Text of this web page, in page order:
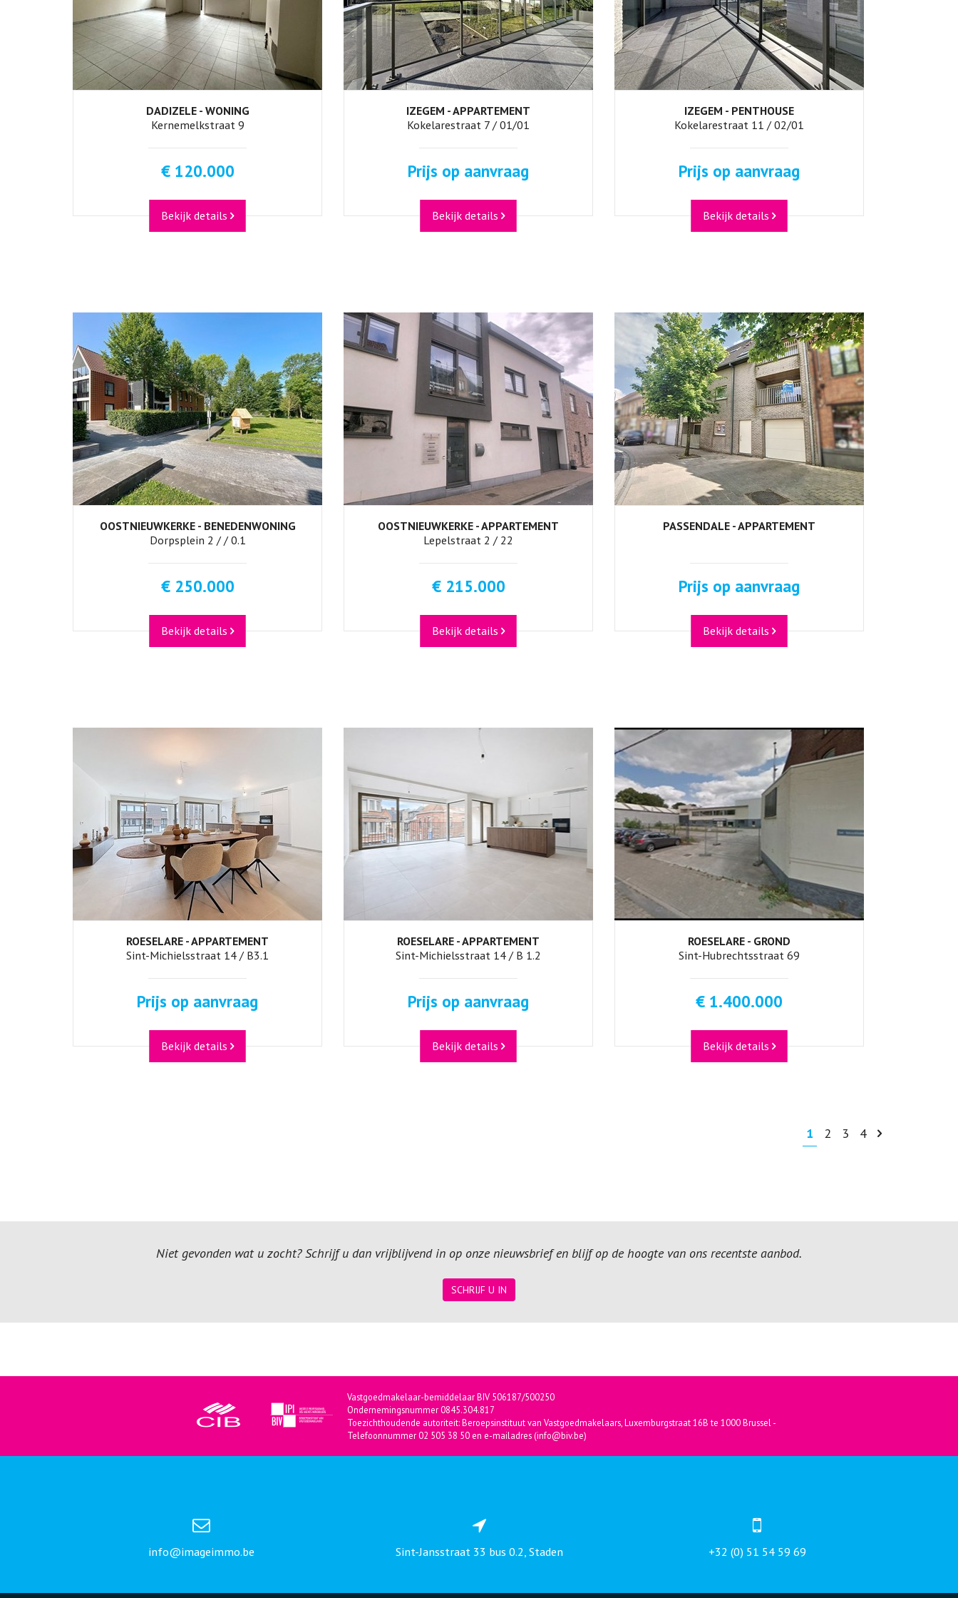
4 1
DADIZELE - WONING
Kernemelkstraat 9
€ 120.000
Bekijk details
100 m² 2 1
IZEGEM - APPARTEMENT
Kokelarestraat 7 / 01/01
Prijs op aanvraag
Bekijk details
133 m² 3 2
IZEGEM - PENTHOUSE
Kokelarestraat 11 / 02/01
Prijs op aanvraag
Bekijk details
2
OOSTNIEUWKERKE - BENEDENWONING
Dorpsplein 2 / / 0.1
€ 250.000
Bekijk details
2 1
OOSTNIEUWKERKE - APPARTEMENT
Lepelstraat 2 / 22
€ 215.000
Bekijk details
PASSENDALE - APPARTEMENT
Prijs op aanvraag
Bekijk details
2 1
ROESELARE - APPARTEMENT
Sint-Michielsstraat 14 / B3.1
Prijs op aanvraag
Bekijk details
2 1 Ja
ROESELARE - APPARTEMENT
Sint-Michielsstraat 14 / B 1.2
Prijs op aanvraag
Bekijk details
ROESELARE - GROND
Sint-Hubrechtsstraat 69
€ 1.400.000
Bekijk details
1 2 3 4
Niet gevonden wat u zocht? Schrijf u dan vrijblijvend in op onze nieuwsbrief en blijf op de hoogte van ons recentste aanbod.
SCHRIJF U IN
Vastgoedmakelaar-bemiddelaar BIV 506187/500250
Ondernemingsnummer 0845.304.817
Toezichthoudende autoriteit: Beroepsinstituut van Vastgoedmakelaars, Luxemburgstraat 16B te 1000 Brussel -
Telefoonnummer 02 505 38 50 en e-mailadres (info@biv.be)
info@imageimmo.be Sint-Jansstraat 33 bus 0.2, Staden +32 (0) 51 54 59 69